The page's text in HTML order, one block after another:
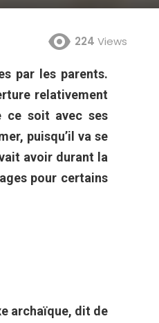
224 Views
par les parents.
relativement
ce soit avec ses
puisqu’il va se
avoir durant la
pour certains
archaïque, dit de